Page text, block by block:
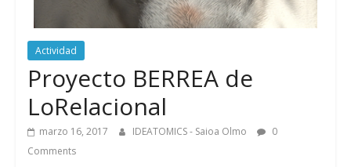
Actividad
Proyecto BERREA de
LoRelacional
marzo 16, 2017 IDEATOMICS - Saioa Olmo
0
Comments